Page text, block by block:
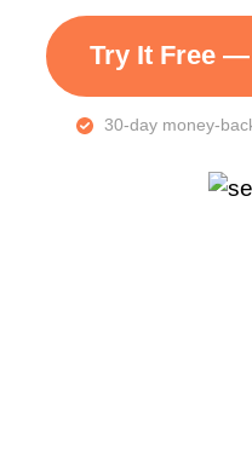
Try It Free
30-day money-